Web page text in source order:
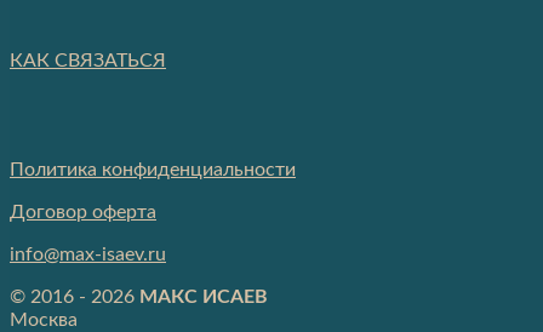
КАК СВЯЗАТЬСЯ
Политика конфиденциальности
Договор оферта
info@max-isaev.ru
© 2016 - 2026 МАКС ИСАЕВ
Москва